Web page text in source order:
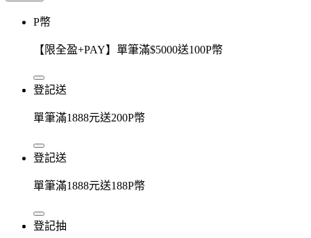
P幣
【限全盈+PAY】單筆滿$5000送100P幣
登記送
單筆滿1888元送200P幣
登記送
單筆滿1888元送188P幣
登記抽